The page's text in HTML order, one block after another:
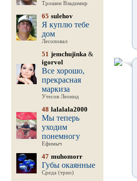
Трошин Владимир
65 sulehov
Я куплю тебе
дом
Лесоповал
51 jemchujinka&
igorvol
Все хорошо,
прекрасная
маркиза
Утесов Леонид
48 lalalala2000
Мы теперь
уходим
понемногу
Ефимыч
47 muhomorr
Губы окаянные
Среда (трио)